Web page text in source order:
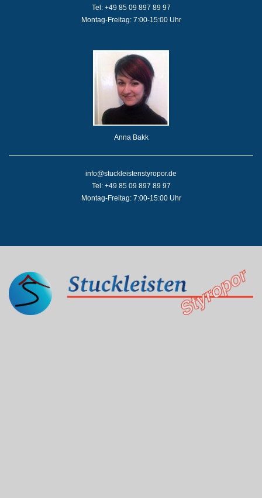
Tel: +49 85 09 897 89 97
Montag-Freitag: 7:00-15:00 Uhr
Anna Bakk
info@stuckleistenstyropor.de
Tel: +49 85 09 897 89 97
Montag-Freitag: 7:00-15:00 Uhr